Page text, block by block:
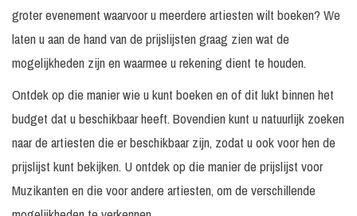
groter evenement waarvoor u meerdere artiesten wilt boeken? We
laten u aan de hand van de prijslijsten graag zien wat de
mogelijkheden zijn en waarmee u rekening dient te houden.
Ontdek op die manier wie u kunt boeken en of dit lukt binnen het
budget dat u beschikbaar heeft. Bovendien kunt u natuurlijk zoeken
naar de artiesten die er beschikbaar zijn, zodat u ook voor hen de
prijslijst kunt bekijken. U ontdek op die manier de prijslijst voor
Muzikanten en die voor andere artiesten, om de verschillende